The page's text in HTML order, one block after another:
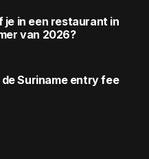
je in een restaurant in
van 2026?
Suriname entry fee